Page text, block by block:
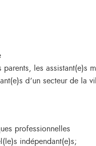
les assistant(e)s
d’un secteur de la
professionnelles
indépendant(e)s;